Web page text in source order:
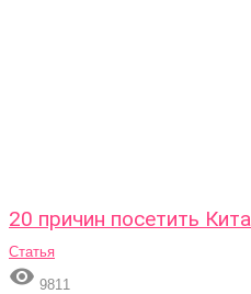
20 причин посетить
Статья
 9811